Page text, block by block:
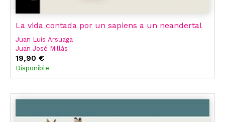
La vida contada por un sapiens a un neandertal
Juan Luis Arsuaga
Juan José Millás
19,90 €
Disponible